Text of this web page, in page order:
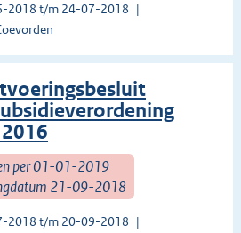
2018 t/m 24-07-2018
per 01-01-2019
21-09-2018
2018 t/m 20-09-2018